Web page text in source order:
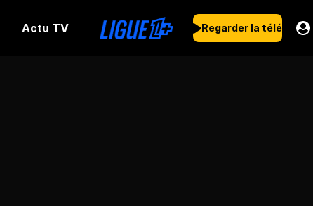
Actu TV Regarder la télé